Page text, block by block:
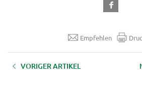
Empfehlen
VORIGER ARTIKEL